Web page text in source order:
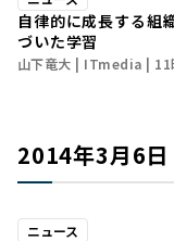
自律的に成長する組
づいた学習
山下竜大 ITmedia 11
2014年3月6日
ニュース